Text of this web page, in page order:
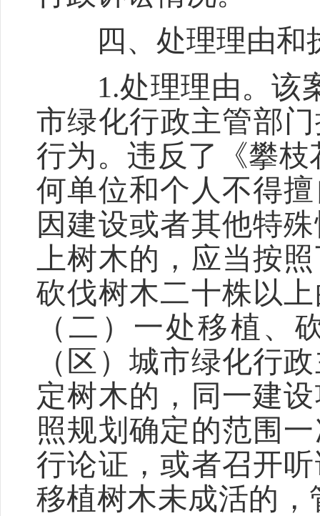
四、处理理由和
1.处理理由。该案
市绿化行政主管部
行为。违反了《攀
何单位和个人不得
因建设或者其他特
上树木的，应当按
砍伐树木二十株以
（二）一处移植、
（区）城市绿化行
定树木的，同一建
照规划确定的范围
行论证，或者召开
移植树木未成活的